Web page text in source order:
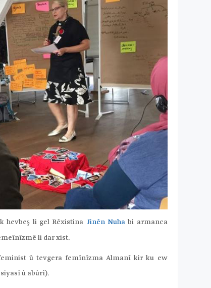
hevbeş li gel Rêxistina Jinên Nuhabi armanca
li dar xist.
û tevgera femînîzma Almanî kir ku ew
û abûrî).